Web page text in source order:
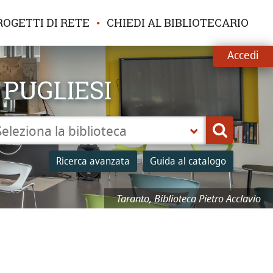
DI RETE CHIEDI AL BIBLIOTECARIO
Accedi
Taranto, Biblioteca Pietro Acclavio
Cerca
Ricerca avanzata Guida al catalogo